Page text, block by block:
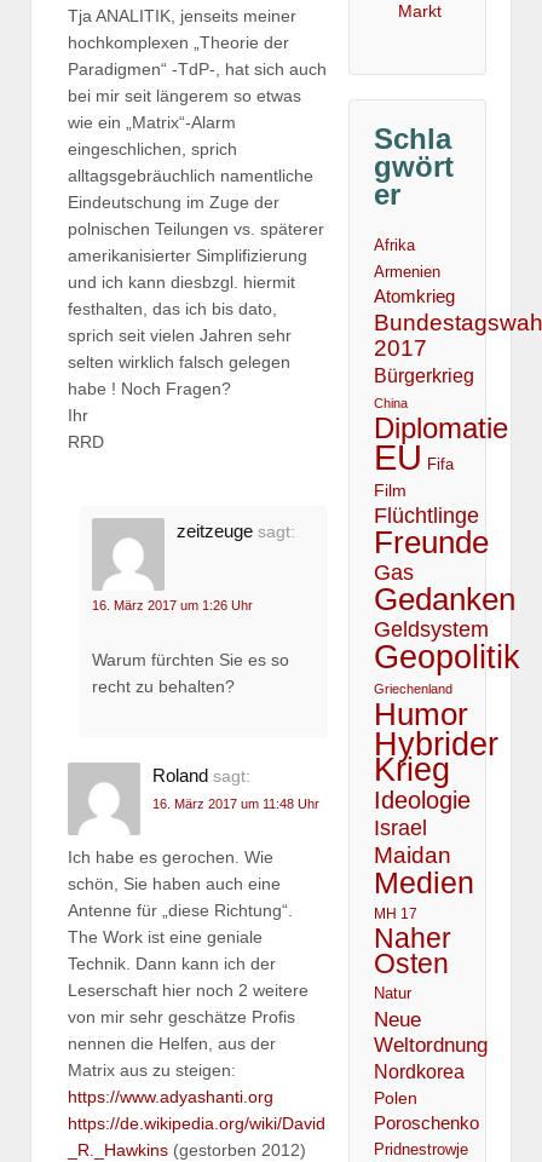
Tja ANALITIK, jenseits meiner
hochkomplexen „Theorie der
Paradigmen“ -TdP-, hat sich auch
bei mir seit längerem so etwas
wie ein „Matrix“-Alarm
eingeschlichen, sprich
alltagsgebräuchlich namentliche
Eindeutschung im Zuge der
polnischen Teilungen vs. späterer
amerikanisierter Simplifizierung
und ich kann diesbzgl. hiermit
festhalten, das ich bis dato,
sprich seit vielen Jahren sehr
selten wirklich falsch gelegen
habe ! Noch Fragen?
Ihr
RRD
zeitzeuge sagt:
16. März 2017 um 1:26 Uhr
Warum fürchten Sie es so
recht zu behalten?
Roland sagt:
16. März 2017 um 11:48 Uhr
Ich habe es gerochen. Wie
schön, Sie haben auch eine
Antenne für „diese Richtung“.
The Work ist eine geniale
Technik. Dann kann ich der
Leserschaft hier noch 2 weitere
von mir sehr geschätze Profis
nennen die Helfen, aus der
Matrix aus zu steigen:
https://www.adyashanti.org
https://de.wikipedia.org/wiki/David
_R._Hawkins (gestorben 2012)
Markt
Schla
gwört
er
Afrika
Armenien
Atomkrieg
2017
Bürgerkrieg
China
Diplomatie
EU Fifa
Film
Flüchtlinge
Freunde
Gas
Gedanken
Geldsystem
Geopolitik
Griechenland
Humor
Hybrider
Krieg
Ideologie
Israel
Maidan
Medien
MH 17
Naher
Osten
Natur
Neue
Weltordnung
Nordkorea
Polen
Poroschenko
Pridnestrowje